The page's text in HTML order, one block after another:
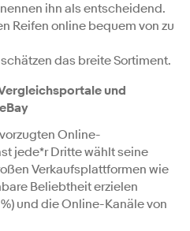
ihn als entscheidend.
Reifen online bequem von zu
schätzen das breite Sortiment.
und
Online-
jede*r Dritte wählt seine
Verkaufsplattformen wie
Beliebtheit erzielen
und die Online-Kanäle von